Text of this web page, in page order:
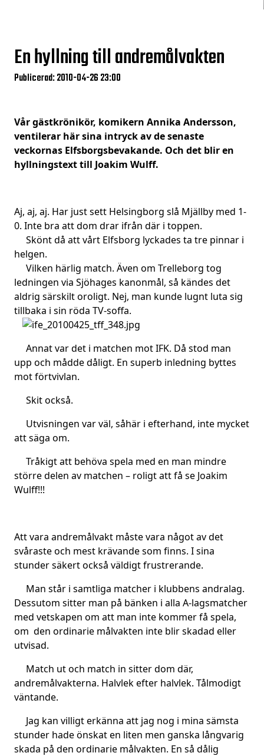
En hyllning till andremålvakten
Publicerad: 2010-04-26 23:00
Vår gästkrönikör, komikern Annika Andersson,
ventilerar här sina intryck av de senaste
veckornas Elfsborgsbevakande. Och det blir en
hyllningstext till Joakim Wulff.
Aj, aj, aj. Har just sett Helsingborg slå Mjällby med 1-
0. Inte bra att dom drar ifrån där i toppen.
Skönt då att vårt Elfsborg lyckades ta tre pinnar i
helgen.
Vilken härlig match. Även om Trelleborg tog
ledningen via Sjöhages kanonmål, så kändes det
aldrig särskilt oroligt. Nej, man kunde lugnt luta sig
tillbaka i sin röda TV-soffa.
Annat var det i matchen mot IFK. Då stod man
upp och mådde dåligt. En superb inledning byttes
mot förtvivlan.
Skit också.
Utvisningen var väl, såhär i efterhand, inte mycket
att säga om.
Tråkigt att behöva spela med en man mindre
större delen av matchen – roligt att få se Joakim
Wulff!!!
Att vara andremålvakt måste vara något av det
svåraste och mest krävande som finns. I sina
stunder säkert också väldigt frustrerande.
Man står i samtliga matcher i klubbens andralag.
Dessutom sitter man på bänken i alla A-lagsmatcher
med vetskapen om att man inte kommer få spela,
om den ordinarie målvakten inte blir skadad eller
utvisad.
Match ut och match in sitter dom där,
andremålvakterna. Halvlek efter halvlek. Tålmodigt
väntande.
Jag kan villigt erkänna att jag nog i mina sämsta
stunder hade önskat en liten men ganska långvarig
skada på den ordinarie målvakten. En så dålig